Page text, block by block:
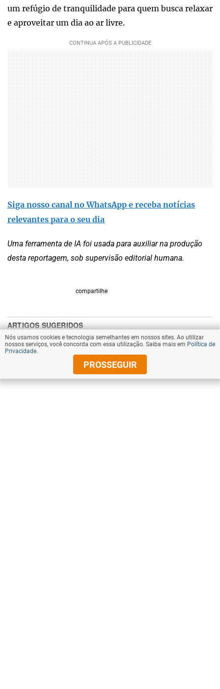
um refúgio de tranquilidade para quem busca relaxar
e aproveitar um dia ao ar livre.
Siga nosso canal no WhatsApp e receba notícias
relevantes para o seu dia
Uma ferramenta de IA foi usada para auxiliar na produção
desta reportagem, sob supervisão editorial humana.
compartilhe
Nós usamos cookies e tecnologia semelhantes em nossos sites. Ao utilizar
nossos serviços, você concorda com essa utilização. Saiba mais em Política de
Privacidade.
PROSSEGUIR